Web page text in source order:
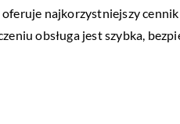
najkorzystniejszy
obsługa jest szybka,